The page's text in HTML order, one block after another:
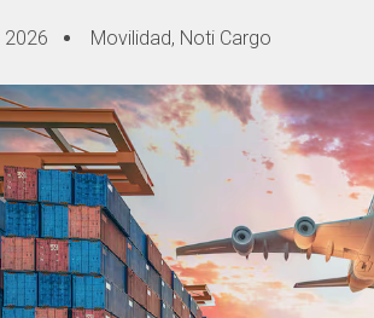
2026 Movilidad, Noti Cargo